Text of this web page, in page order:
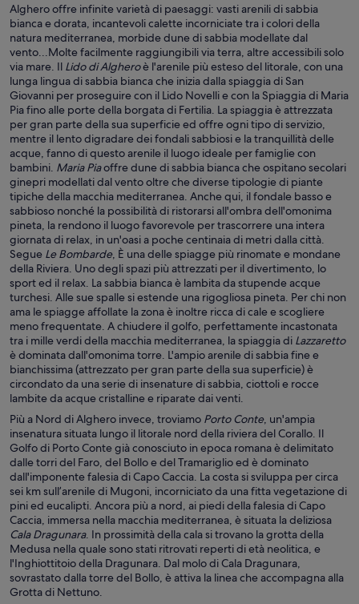
Alghero offre infinite varietà di paesaggi: vasti arenili di sabbia
bianca e dorata, incantevoli calette incorniciate tra i colori della
natura mediterranea, morbide dune di sabbia modellate dal
vento...Molte facilmente raggiungibili via terra, altre accessibili solo
via mare. Il Lido di Algheroè l'arenile più esteso del litorale, con una
lunga lingua di sabbia bianca che inizia dalla spiaggia di San
Giovanni per proseguire con il Lido Novelli e con la Spiaggia di Maria
Pia fino alle porte della borgata di Fertilia. La spiaggia è attrezzata
per gran parte della sua superficie ed offre ogni tipo di servizio,
mentre il lento digradare dei fondali sabbiosi e la tranquillità delle
acque, fanno di questo arenile il luogo ideale per famiglie con
bambini. Maria Piaoffre dune di sabbia bianca che ospitano secolari
ginepri modellati dal vento oltre che diverse tipologie di piante
tipiche della macchia mediterranea. Anche qui, il fondale basso e
sabbioso nonché la possibilità di ristorarsi all'ombra dell'omonima
pineta, la rendono il luogo favorevole per trascorrere una intera
giornata di relax, in un'oasi a poche centinaia di metri dalla città.
Segue Le Bombarde, È una delle spiagge più rinomate e mondane
della Riviera. Uno degli spazi più attrezzati per il divertimento, lo
sport ed il relax. La sabbia bianca è lambita da stupende acque
turchesi. Alle sue spalle si estende una rigogliosa pineta. Per chi non
ama le spiagge affollate la zona è inoltre ricca di cale e scogliere
meno frequentate. A chiudere il golfo, perfettamente incastonata
tra i mille verdi della macchia mediterranea, la spiaggia di Lazzaretto
è dominata dall'omonima torre. L'ampio arenile di sabbia fine e
bianchissima (attrezzato per gran parte della sua superficie) è
circondato da una serie di insenature di sabbia, ciottoli e rocce
lambite da acque cristalline e riparate dai venti.
Più a Nord di Alghero invece, troviamo Porto Conte, un'ampia
insenatura situata lungo il litorale nord della riviera del Corallo. Il
Golfo di Porto Conte già conosciuto in epoca romana è delimitato
dalle torri del Faro, del Bollo e del Tramariglio ed è dominato
dall'imponente falesia di Capo Caccia. La costa si sviluppa per circa
sei km sull’arenile di Mugoni, incorniciato da una fitta vegetazione di
pini ed eucalipti. Ancora più a nord, ai piedi della falesia di Capo
Caccia, immersa nella macchia mediterranea, è situata la deliziosa
Cala Dragunara. In prossimità della cala si trovano la grotta della
Medusa nella quale sono stati ritrovati reperti di età neolitica, e
l'Inghiottitoio della Dragunara. Dal molo di Cala Dragunara,
sovrastato dalla torre del Bollo, è attiva la linea che accompagna alla
Grotta di Nettuno.